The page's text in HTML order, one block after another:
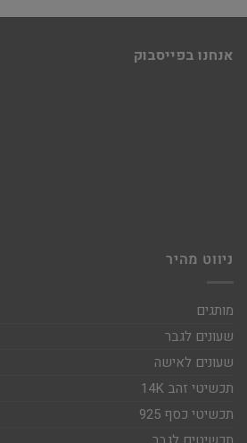
אנחנו בפייסבוק
ניווט מהיר
מותגים
שעונים לגבר
שעונים לאישה
תכשיטי זהב 14K
תכשיטי כסף 925